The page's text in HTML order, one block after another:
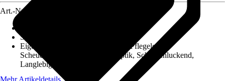
Art.-Nr.
Schichtstärke
Eigenschaft Belag
UV-beständig, Pflegeleicht,
Scheuerbeständig, Fugenlose Optik, Schallschluckend,
Langlebig
Mehr Artikeldetails